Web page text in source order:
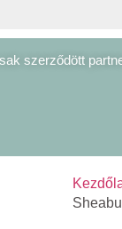
szerződött